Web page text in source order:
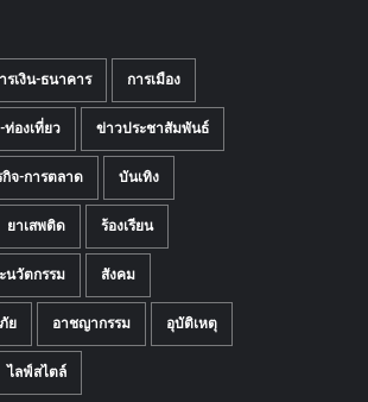
รเงิน-ธนาคาร การเมือง
ท่องเที่ยว ข่าวประชาสัมพันธ์
กิจ-การตลาด บันเทิง
ยาเสพติด ร้องเรียน
นวัตกรรม สังคม
ย อาชญากรรม อุบัติเหตุ
ไลฟ์สไตล์